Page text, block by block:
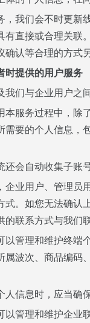
，我们会不时更
有直接或合理关
确认等合理的方式
时提供的用户服务
我们与企业用户之
本服务过程中，除
需要的个人信息，
还会自动收集子账
企业用户、管理员
式。如您无法确
的联系方式与我们
以管理和维护终
属波次、商品编码
人信息时，应当确
以管理和维护企